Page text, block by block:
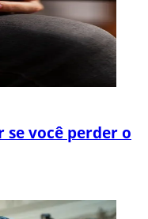
se você perder o